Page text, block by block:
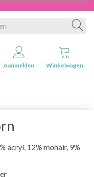
Aanmelden Winkelwagen
acryl, 12% mohair, 9%